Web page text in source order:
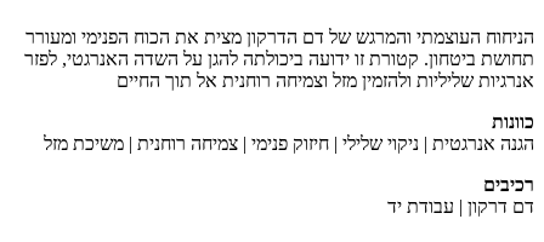
הניחוח העוצמתי והמרגש של דם הדרקון מצית את הכוח הפנימי ומעורר
תחושת ביטחון. קטורת זו ידועה ביכולתה להגן על השדה האנרגטי, לפזר
אנרגיות שליליות ולהזמין מזל וצמיחה רוחנית אל תוך החיים
כוונות
הגנה אנרגטית | ניקוי שלילי | חיזוק פנימי | צמיחה רוחנית | משיכת מזל
רכיבים
דם דרקון | עבודת יד